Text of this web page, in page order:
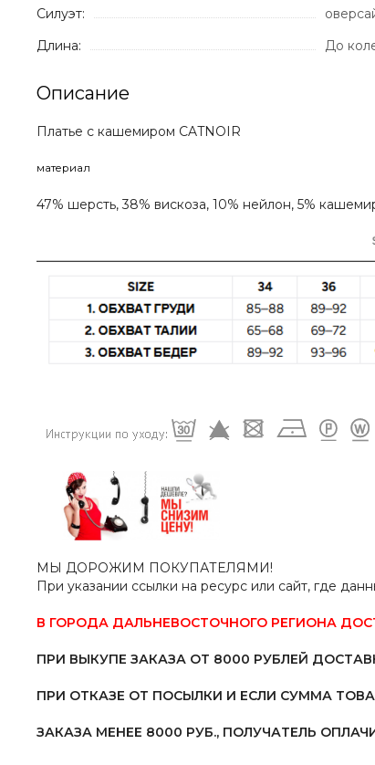
Силуэт:
Длина:
До
Описание
Платье с кашемиром CATNOIR
материал
47% шерсть, 38% вискоза, 10% нейлон, 5%
МЫ ДОРОЖИМ ПОКУПАТЕЛЯМИ!
При указании ссылки на ресурс или сайт, где
В ГОРОДА ДАЛЬНЕВОСТОЧНОГО РЕГИОНА
ПРИ ВЫКУПЕ ЗАКАЗА ОТ 8000 РУБЛЕЙ
ПРИ ОТКАЗЕ ОТ ПОСЫЛКИ И ЕСЛИ СУММА
ЗАКАЗА МЕНЕЕ 8000 РУБ., ПОЛУЧАТЕЛЬ